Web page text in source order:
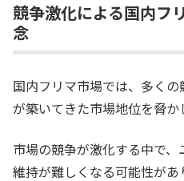
競争激化による国内フ
念
国内フリマ市場では、多く
が築いてきた市場地位を脅か
市場の競争が激化する中で
維持が難しくなる可能性があ